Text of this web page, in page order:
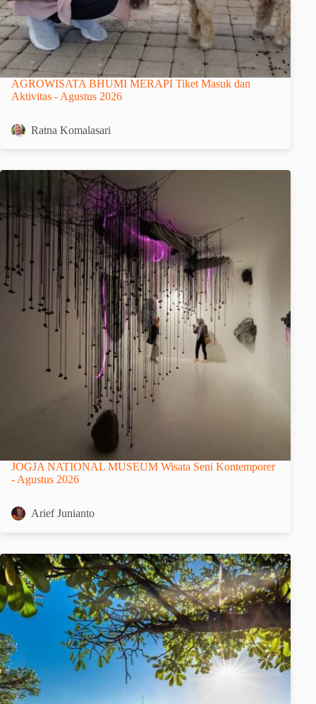
AGROWISATA BHUMI MERAPI Tiket Masuk dan
Aktivitas - Agustus 2026
Ratna Komalasari
JOGJA NATIONAL MUSEUM Wisata Seni Kontemporer
- Agustus 2026
Arief Junianto